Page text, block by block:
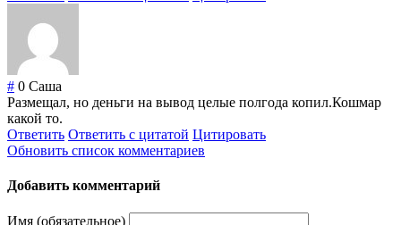
# 0 Саша
Размещал, но деньги на вывод целые полгода копил.Кошмар
какой то.
Ответить Ответить с цитатой Цитировать
Обновить список комментариев
Добавить комментарий
Имя (обязательное)